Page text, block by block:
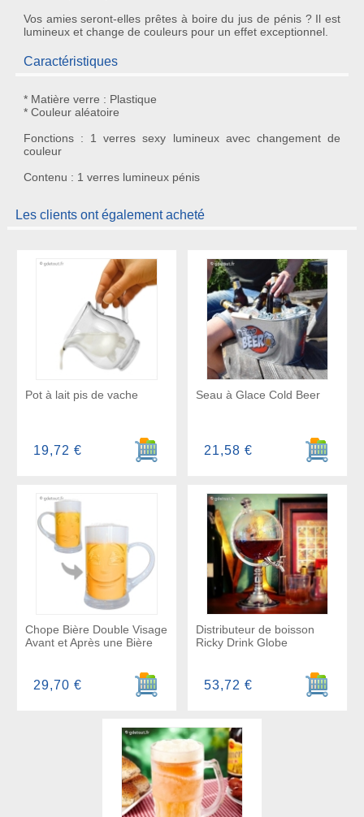
Vos amies seront-elles prêtes à boire du jus de pénis ? Il est
lumineux et change de couleurs pour un effet exceptionnel.
Caractéristiques
* Matière verre : Plastique
* Couleur aléatoire
Fonctions : 1 verres sexy lumineux avec changement de
couleur
Contenu : 1 verres lumineux pénis
Les clients ont également acheté
Pot à lait pis de vache
Ajouter au panier
19,72 €
Seau à Glace Cold Beer
Ajouter
21,58 €
Chope Bière Double Visage
Avant et Après une Bière
Ajouter au panier
29,70 €
Distributeur de boisson
Ricky Drink Globe
Ajouter
53,72 €